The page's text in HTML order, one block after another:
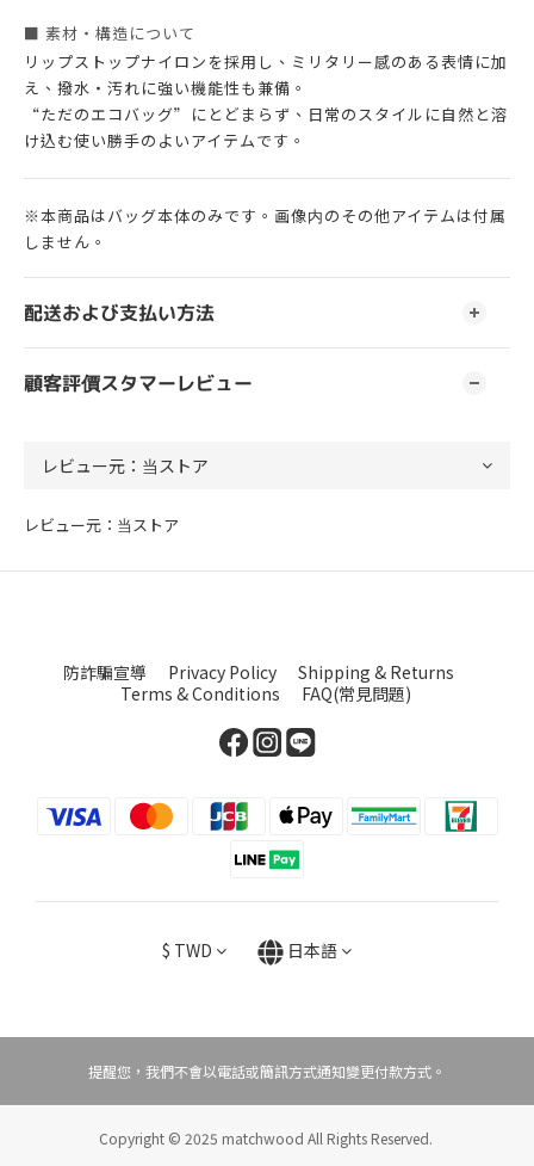
■ 素材・構造について
リップストップナイロンを採用し、ミリタリー感のある表情に加
え、撥水・汚れに強い機能性も兼備。
“ただのエコバッグ”にとどまらず、日常のスタイルに自然と溶
け込む使い勝手のよいアイテムです。
※本商品はバッグ本体のみです。画像内のその他アイテムは付属
しません。
配送および支払い方法
顧客評價スタマーレビュー
レビュー元：当ストア
防詐騙宣導 Privacy Policy
Shipping & Returns
Terms & Conditions
FAQ(常見問題)
$ TWD 日本語
提醒您，我們不會以電話或簡訊方式通知變更付款方式。
Copyright © 2025 matchwood All Rights Reserved.